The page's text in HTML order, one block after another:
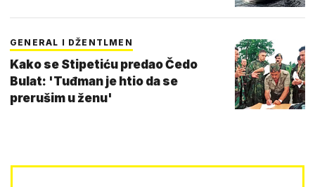
GENERAL I DŽENTLMEN
Kako se Stipetiću predao Čedo
Bulat: 'Tuđman je htio da se
prerušim u ženu'